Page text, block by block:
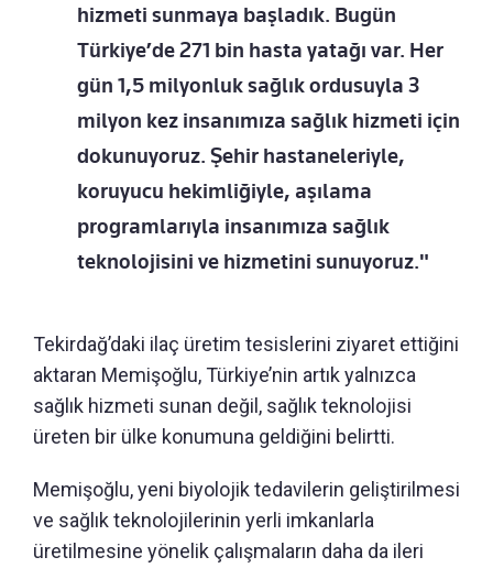
hizmeti sunmaya başladık. Bugün
Türkiye’de 271 bin hasta yatağı var. Her
gün 1,5 milyonluk sağlık ordusuyla 3
milyon kez insanımıza sağlık hizmeti için
dokunuyoruz. Şehir hastaneleriyle,
koruyucu hekimliğiyle, aşılama
programlarıyla insanımıza sağlık
teknolojisini ve hizmetini sunuyoruz."
Tekirdağ’daki ilaç üretim tesislerini ziyaret ettiğini
aktaran Memişoğlu, Türkiye’nin artık yalnızca
sağlık hizmeti sunan değil, sağlık teknolojisi
üreten bir ülke konumuna geldiğini belirtti.
Memişoğlu, yeni biyolojik tedavilerin geliştirilmesi
ve sağlık teknolojilerinin yerli imkanlarla
üretilmesine yönelik çalışmaların daha da ileri